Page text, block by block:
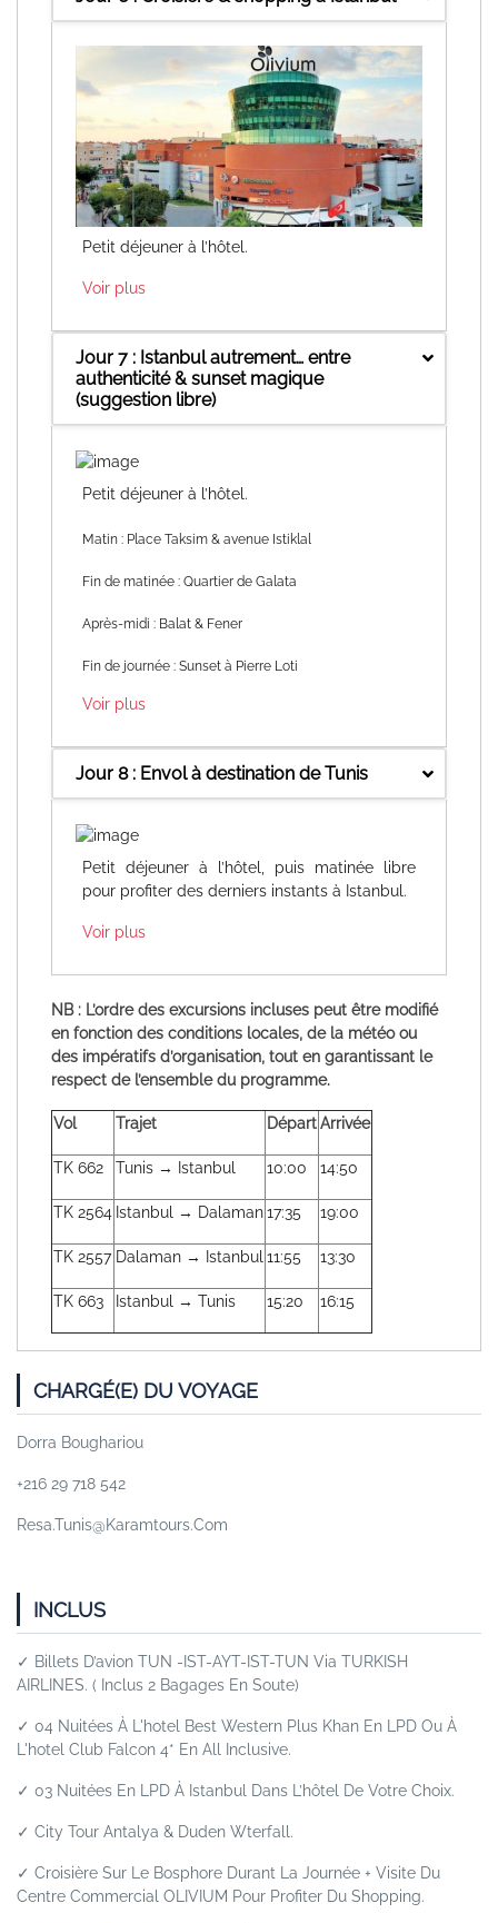
Petit déjeuner à l’hôtel.
Voir plus
Jour 7 : Istanbul autrement… entre
authenticité & sunset magique
(suggestion libre)
Petit déjeuner à l’hôtel.
Matin : Place Taksim & avenue Istiklal
Fin de matinée : Quartier de Galata
Après-midi : Balat & Fener
Fin de journée : Sunset à Pierre Loti
Voir plus
Jour 8 : Envol à destination de Tunis
Petit déjeuner à l’hôtel, puis matinée libre
pour profiter des derniers instants à Istanbul.
Voir plus
NB : L’ordre des excursions incluses peut être modifié
en fonction des conditions locales, de la météo ou
des impératifs d’organisation, tout en garantissant le
respect de l’ensemble du programme.
Vol Trajet DépartArrivée
TK 662 Tunis → Istanbul 10:00 14:50
TK 2564 Istanbul → Dalaman17:35 19:00
TK 2557 Dalaman → Istanbul 11:55 13:30
TK 663 Istanbul → Tunis 15:20 16:15
CHARGÉ(E) DU VOYAGE
Dorra Boughariou
+216 29 718 542
Resa.tunis@karamtours.com
INCLUS
✓ Billets D’avion TUN -IST-AYT-IST-TUN Via TURKISH
AIRLINES. ( Inclus 2 Bagages En Soute)
✓ 04 Nuitées À L'hotel Best Western Plus Khan En LPD Ou À
L'hotel Club Falcon 4* En All Inclusive.
✓ 03 Nuitées En LPD À Istanbul Dans L’hôtel De Votre Choix.
✓ City Tour Antalya & Duden Wterfall.
✓ Croisière Sur Le Bosphore Durant La Journée + Visite Du
Centre Commercial OLIVIUM Pour Profiter Du Shopping.